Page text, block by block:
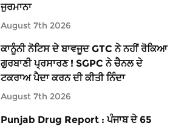
ਜੁਰਮਾਨਾ
August 7th 2026
ਕਾਨੂੰਨੀ ਨੋਟਿਸ ਦੇ ਬਾਵਜੂਦ GTC ਨੇ ਨਹੀਂ ਰੋਕਿਆ
ਗੁਰਬਾਣੀ ਪ੍ਰਸਾਰਣ ! SGPC ਨੇ ਚੈਨਲ ਦੇ
ਟਕਰਾਅ ਪੈਦਾ ਕਰਨ ਦੀ ਕੀਤੀ ਨਿੰਦਾ
August 7th 2026
Punjab Drug Report : ਪੰਜਾਬ ਦੇ 65